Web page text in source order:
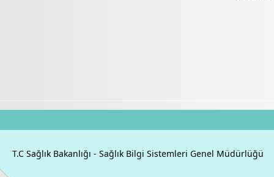
T.C Sağlık Bakanlığı - Sağlık Bilgi Sistemleri Genel Müdürlüğü